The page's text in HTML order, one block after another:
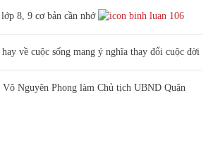
8, 9 cơ bản cần nhớ 106
về cuộc sống mang ý nghĩa thay đổi cuộc đời
Nguyên Phong làm Chủ tịch UBND Quận